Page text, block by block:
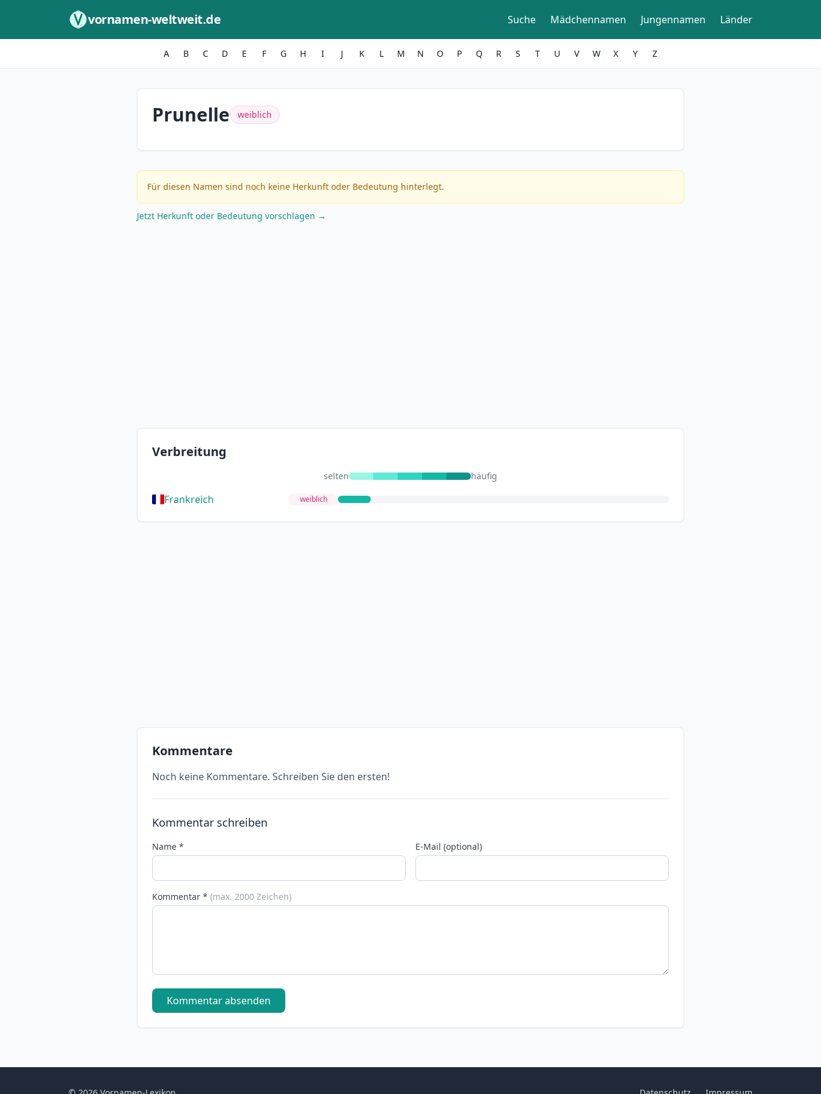
vornamen-weltweit.de Suche Mädchennamen Jungennamen Länder
A B C D E F G H I J K L M N O P Q R S T U V W X Y Z
Prunelle weiblich
Für diesen Namen sind noch keine Herkunft oder Bedeutung hinterlegt.
Jetzt Herkunft oder Bedeutung vorschlagen →
Verbreitung
selten häufig
Frankreich weiblich
Kommentare
Noch keine Kommentare. Schreiben Sie den ersten!
Kommentar schreiben
Name * E-Mail (optional)
Kommentar * (max. 2000 Zeichen)
Kommentar absenden